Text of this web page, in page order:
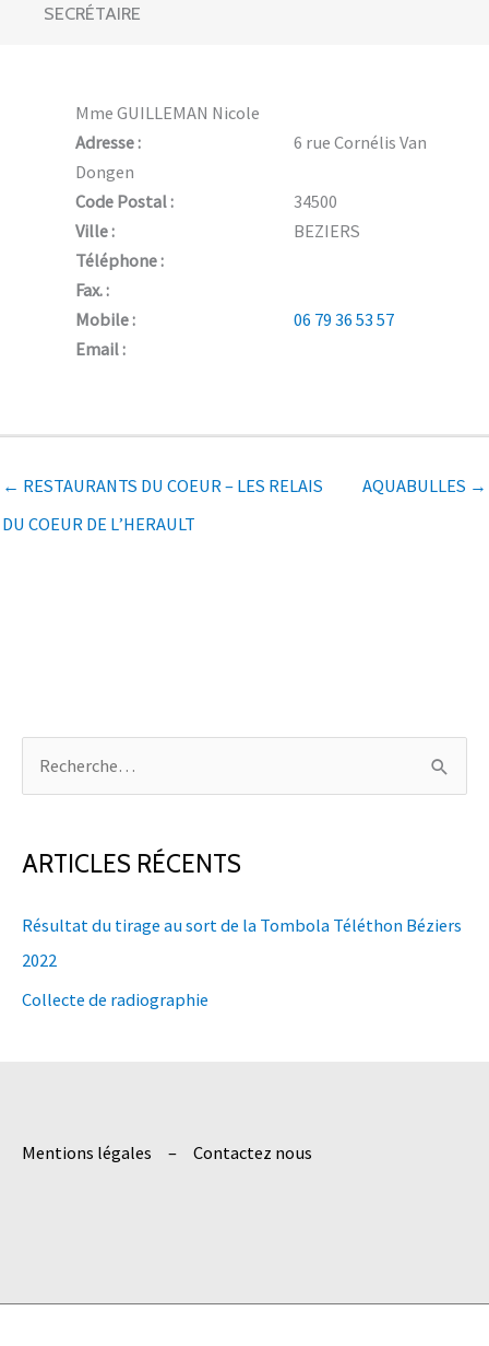
SECRÉTAIRE
Mme GUILLEMAN Nicole
Adresse :
6 rue Cornélis Van
Dongen
Code Postal :
34500
Ville :
BEZIERS
Téléphone :
Fax. :
Mobile :
06 79 36 53 57
Email :
← RESTAURANTS DU COEUR – LES RELAIS
DU COEUR DE L’HERAULT
AQUABULLES →
e
h
r
c
h
ARTICLES RÉCENTS
Résultat du tirage au sort de la Tombola Téléthon Béziers
2022
Collecte de radiographie
Mentions légales Contactez nous